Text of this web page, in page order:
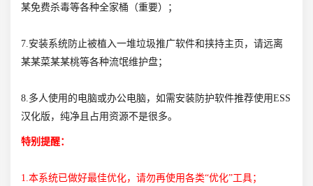
某免费杀毒等各种全家桶（重要）；
7.安装系统防止被植入一堆垃圾推广软件和挟持主页，请远离
某某菜某某桃等各种流氓维护盘；
8.多人使用的电脑或办公电脑，如需安装防护软件推荐使用ESS
汉化版，纯净且占用资源不是很多。
特别提醒：
1.本系统已做好最佳优化，请勿再使用各类“优化”工具；